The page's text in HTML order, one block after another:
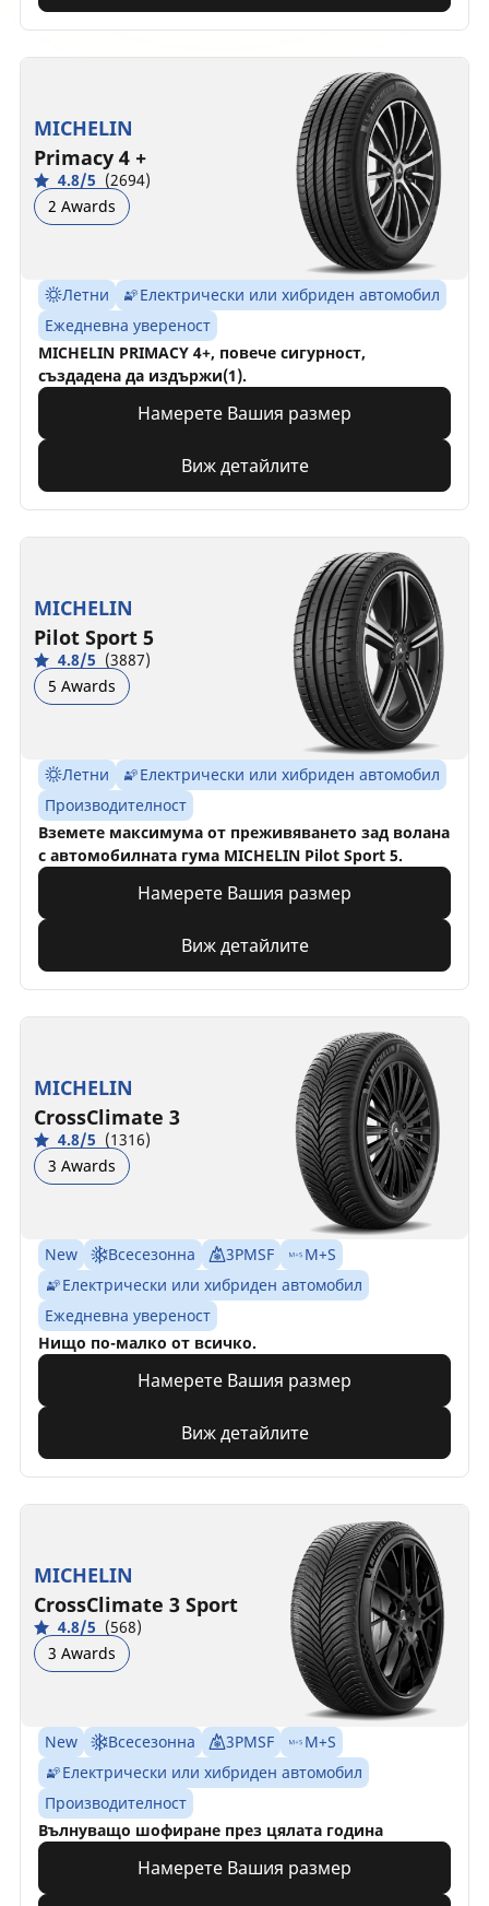
MICHELIN
Primacy 4 +
4.8/5 (2694)
2 Awards
Летни
Електрически или хибриден автомобил
Ежедневна увереност
MICHELIN PRIMACY 4+, повече сигурност,
създадена да издържи(1).
Намерете Вашия размер
Виж детайлите
MICHELIN
Pilot Sport 5
4.8/5 (3887)
5 Awards
Летни
Електрически или хибриден автомобил
Производителност
Вземете максимума от преживяването зад волана
с автомобилната гума MICHELIN Pilot Sport 5.
Намерете Вашия размер
Виж детайлите
MICHELIN
CrossClimate 3
4.8/5 (1316)
3 Awards
New Всесезонна 3PMSF
M+S
Електрически или хибриден автомобил
Ежедневна увереност
Нищо по-малко от всичко.
Намерете Вашия размер
Виж детайлите
MICHELIN
CrossClimate 3 Sport
4.8/5 (568)
3 Awards
New Всесезонна 3PMSF
M+S
Електрически или хибриден автомобил
Производителност
Вълнуващо шофиране през цялата година
Намерете Вашия размер